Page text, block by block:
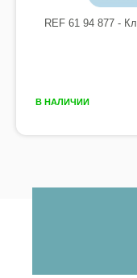
REF 61 94 877 -
В НАЛИЧИИ